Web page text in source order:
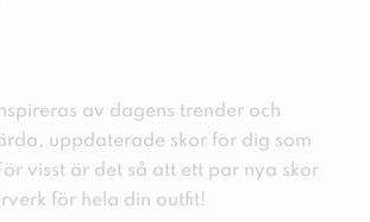
av dagens trender och
uppdaterade skor för dig som
visst är det så att ett par nya skor
för hela din outfit!